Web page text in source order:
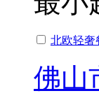
北欧轻奢
佛山